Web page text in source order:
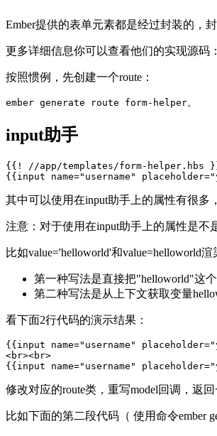
Ember提供的表单元素都是经过封装的，
更多详细信息你可以查看他们的实现源码：
按照惯例，先创建一个route：
input助手
{{! //app/templates/form-helper.hbs
其中可以使用在input助手上的属性有很多
注意：对于使用在input助手上的属性是不
比如value='helloworld'和value=helloworld
第一种写法是直接把"helloworld"这
第二种写法是从上下文获取变量
看下面2行代码的演示结果：
{{input name="username"
<br><br>
修改对应的route类，重写model回调，返
比如下面的第二段代码（ 使用命令ember